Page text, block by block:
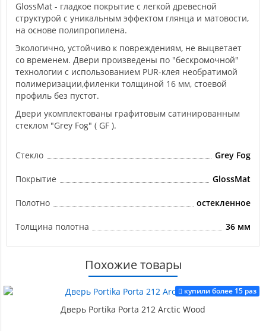
GlossMat - гладкое покрытие с легкой древесной
структурой с уникальным эффектом глянца и матовости,
на основе полипропилена.
Экологично, устойчиво к повреждениям, не выцветает
со временем. Двери произведены по "бескромочной"
технологии с использованием PUR-клея необратимой
полимеризации,филенки толщиной 16 мм, стоевой
профиль без пустот.
Двери укомплектованы графитовым сатинированным
стеклом "Grey Fog" ( GF ).
Стекло Grey Fog
Покрытие GlossMat
Полотно остекленное
Толщина полотна 36 мм
Похожие товары
купили более 15 раз
Дверь Portika Porta 212 Arctic Wood